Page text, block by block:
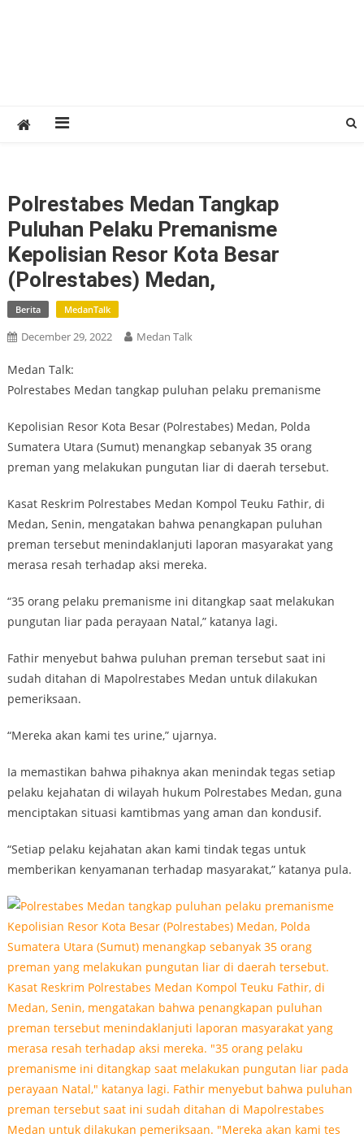
Polrestabes Medan Tangkap
Puluhan Pelaku Premanisme
Kepolisian Resor Kota Besar
(Polrestabes) Medan,
Berita MedanTalk
December 29, 2022 Medan Talk
Medan Talk:
Polrestabes Medan tangkap puluhan pelaku premanisme
Kepolisian Resor Kota Besar (Polrestabes) Medan, Polda
Sumatera Utara (Sumut) menangkap sebanyak 35 orang
preman yang melakukan pungutan liar di daerah tersebut.
Kasat Reskrim Polrestabes Medan Kompol Teuku Fathir, di
Medan, Senin, mengatakan bahwa penangkapan puluhan
preman tersebut menindaklanjuti laporan masyarakat yang
merasa resah terhadap aksi mereka.
“35 orang pelaku premanisme ini ditangkap saat melakukan
pungutan liar pada perayaan Natal,” katanya lagi.
Fathir menyebut bahwa puluhan preman tersebut saat ini
sudah ditahan di Mapolrestabes Medan untuk dilakukan
pemeriksaan.
“Mereka akan kami tes urine,” ujarnya.
Ia memastikan bahwa pihaknya akan menindak tegas setiap
pelaku kejahatan di wilayah hukum Polrestabes Medan, guna
menciptakan situasi kamtibmas yang aman dan kondusif.
“Setiap pelaku kejahatan akan kami tindak tegas untuk
memberikan kenyamanan terhadap masyarakat,” katanya pula.